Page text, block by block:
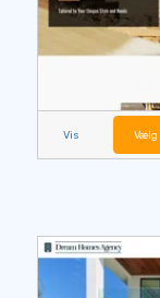
Vis Vælg